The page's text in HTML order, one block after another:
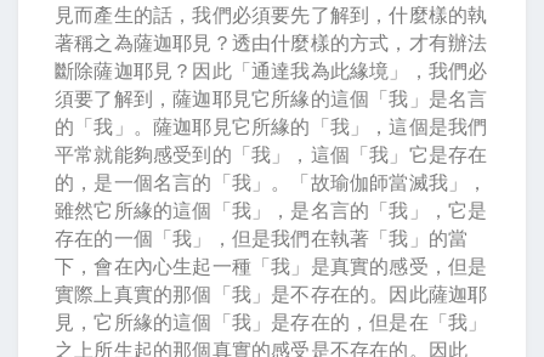
見而產生的話，我們必須要先了解到，什麼樣的執
著稱之為薩迦耶見？透由什麼樣的方式，才有辦法
斷除薩迦耶見？因此「通達我為此緣境」，我們必
須要了解到，薩迦耶見它所緣的這個「我」是名言
的「我」。薩迦耶見它所緣的「我」，這個是我們
平常就能夠感受到的「我」，這個「我」它是存在
的，是一個名言的「我」。「故瑜伽師當滅我」，
雖然它所緣的這個「我」，是名言的「我」，它是
存在的一個「我」，但是我們在執著「我」的當
下，會在內心生起一種「我」是真實的感受，但是
實際上真實的那個「我」是不存在的。因此薩迦耶
見，它所緣的這個「我」是存在的，但是在「我」
之上所生起的那個真實的感受是不存在的。因此